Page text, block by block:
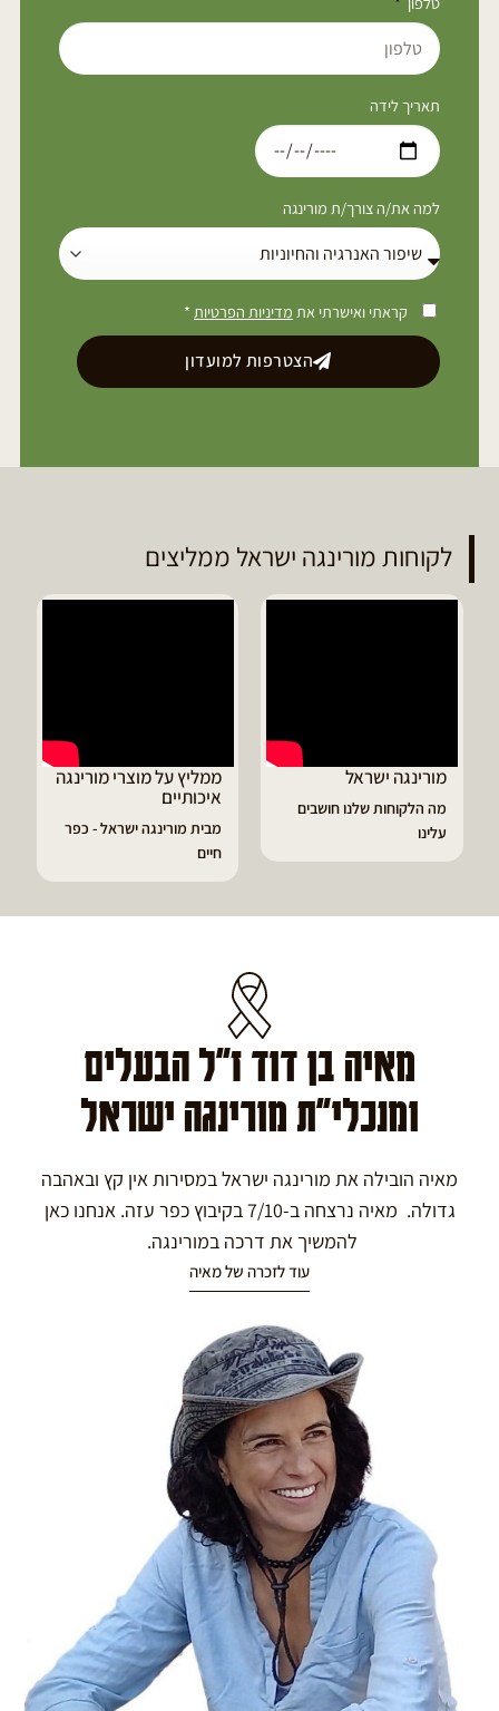
תאריך לידה
למה את/ה צורך/ת מורינגה
קראתי ואישרתי את מדיניות הפרטיות *
הצטרפות למועדון
לקוחות מורינגה ישראל ממליצים
מורינגה ישראל
מה הלקוחות שלנו חושבים
עלינו
ממליץ על מוצרי מורינגה
איכותיים
מבית מורינגה ישראל - כפר
חיים
מאיה בן דוד ז"ל הבעלים
ומנכלי"ת מורינגה ישראל
מאיה הובילה את מורינגה ישראל במסירות אין קץ ובאהבה
גדולה. מאיה נרצחה ב-7/10 בקיבוץ כפר עזה. אנחנו כאן
להמשיך את דרכה במורינגה.
עוד לזכרה של מאיה